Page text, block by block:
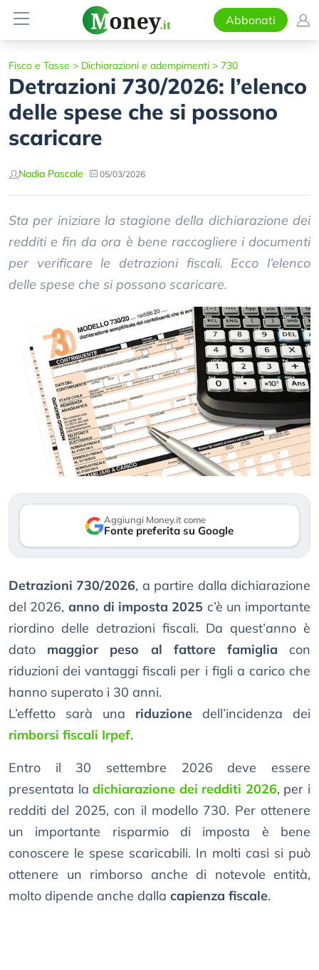
Abbonati
Fisco e Tasse > Dichiarazioni e adempimenti > 730
Detrazioni 730/2026: l’elenco
delle spese che si possono
scaricare
Nadia Pascale 05/03/2026
Sta per iniziare la stagione della dichiarazione dei
redditi e fin da ora è bene raccogliere i documenti
per verificare le detrazioni fiscali. Ecco l’elenco
delle spese che si possono scaricare.
Aggiungi Money.it come
Fonte preferita su Google
Detrazioni 730/2026, a partire dalla dichiarazione
del 2026, anno di imposta 2025 c’è un importante
riordino delle detrazioni fiscali. Da quest’anno è
dato maggior peso al fattore famiglia con
riduzioni dei vantaggi fiscali per i figli a carico che
hanno superato i 30 anni.
L’effetto sarà una riduzione dell’incidenza dei
rimborsi fiscali Irpef.
Entro il 30 settembre 2026 deve essere
presentata ladichiarazione dei redditi 2026, per i
redditi del 2025, con il modello 730. Per ottenere
un importante risparmio di imposta è bene
conoscere le spese scaricabili. In molti casi si può
ottenere un rimborso anche di notevole entità,
molto dipende anche dalla capienza fiscale.